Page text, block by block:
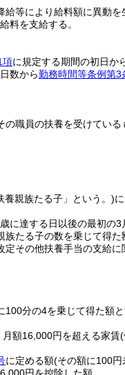
等により給料額に異動
料を支給する。
項に規定する期間の初日か
数から勤務時間等条例第3
職員の扶養を受けている
養親族たる子」という。)
達する日以後の最初の
たる子の数を乗じて得た
その他扶養手当の支給に
分の4を乗じて得た額と
月額16,000円を超える家賃(
に定める額(その額に100円